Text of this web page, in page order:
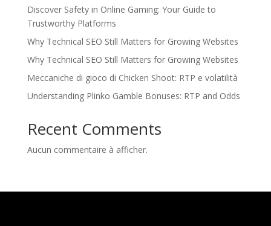
Discover Safety in Online Gaming: Your Guide to
Trustworthy Platforms
Why Technical SEO Still Matters for Growing Websites
Why Technical SEO Still Matters for Growing Websites
Meccaniche di gioco di Chicken Shoot: RTP e volatilità
Understanding Plinko Gamble Bonuses: RTP and Odds
Recent Comments
Aucun commentaire à afficher.